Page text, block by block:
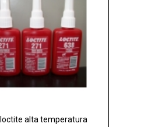
alta temperatura